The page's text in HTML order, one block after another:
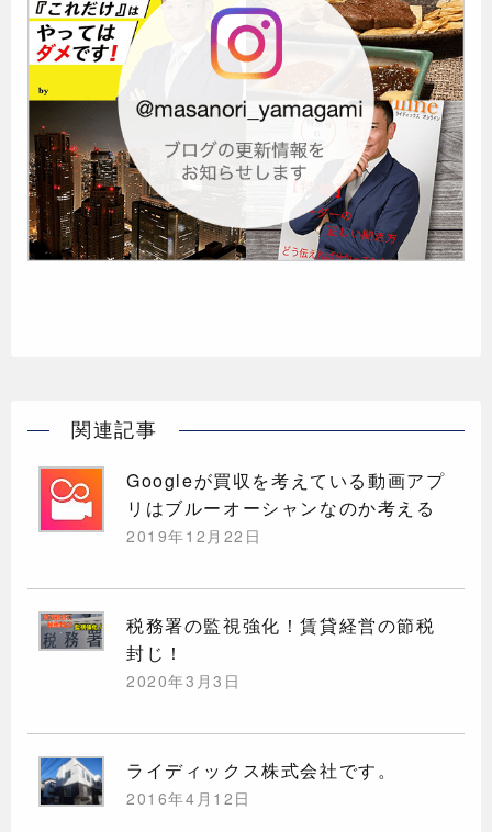
関連記事
Googleが買収を考えている動画アプ
リはブルーオーシャンなのか考える
2019年12月22日
税務署の監視強化！賃貸経営の節税
封じ！
2020年3月3日
ライディックス株式会社です。
2016年4月12日